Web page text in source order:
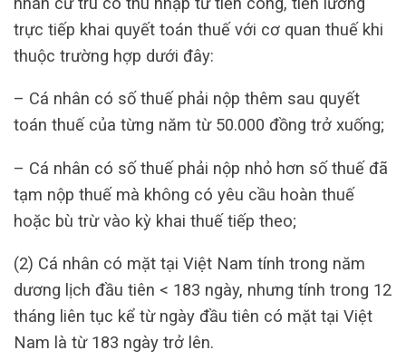
trực tiếp khai quyết toán thuế với cơ quan thuế khi
thuộc trường hợp dưới đây:
– Cá nhân có số thuế phải nộp thêm sau quyết
toán thuế của từng năm từ 50.000 đồng trở xuống;
– Cá nhân có số thuế phải nộp nhỏ hơn số thuế đã
tạm nộp thuế mà không có yêu cầu hoàn thuế
hoặc bù trừ vào kỳ khai thuế tiếp theo;
(2) Cá nhân có mặt tại Việt Nam tính trong năm
dương lịch đầu tiên < 183 ngày, nhưng tính trong 12
tháng liên tục kể từ ngày đầu tiên có mặt tại Việt
Nam là từ 183 ngày trở lên.